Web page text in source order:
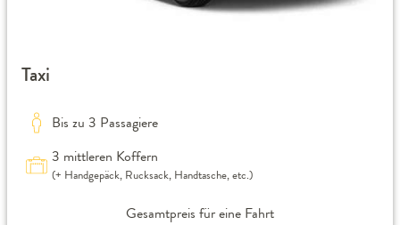
Taxi
Bis zu 3 Passagiere
3 mittleren Koffern
(+ Handgepäck, Rucksack, Handtasche, etc.)
Gesamtpreis für eine Fahrt